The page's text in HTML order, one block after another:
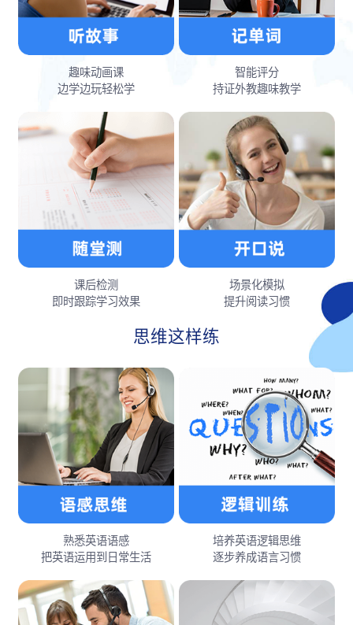
趣味动画课
边学边玩轻松学
智能评分
持证外教趣味教学
课后检测
即时跟踪学习效果
场景化模拟
提升阅读习惯
思维这样练
熟悉英语语感
把英语运用到日常生活
培养英语逻辑思维
逐步养成语言习惯